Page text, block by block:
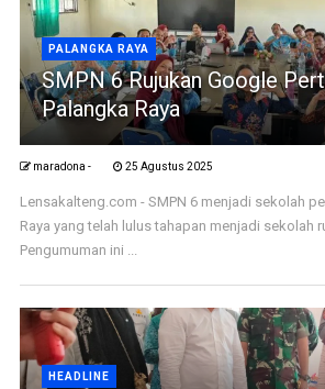
PALANGKA RAYA
SMPN 6 Rujukan Google
Palangka Raya
maradona - 25 Agustus 2025
Lensakalteng.com - SMPN 6 menjadi sekolah
Raya yang telah lulus tahapan menjadi sekolah
Pengumuman ini ...
HEADLINE